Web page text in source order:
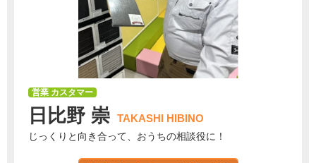
営業 カスタマー
日比野 崇 TAKASHI HIBINO
じっくりと向き合って、おうちの相談役に！